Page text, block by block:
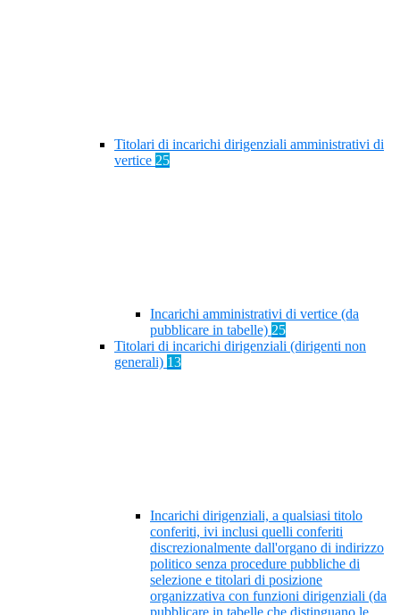
Titolari di incarichi dirigenziali amministrativi di
vertice 25
Incarichi amministrativi di vertice (da
pubblicare in tabelle) 25
Titolari di incarichi dirigenziali (dirigenti non
generali) 13
Incarichi dirigenziali, a qualsiasi titolo
conferiti, ivi inclusi quelli conferiti
discrezionalmente dall'organo di indirizzo
politico senza procedure pubbliche di
selezione e titolari di posizione
organizzativa con funzioni dirigenziali (da